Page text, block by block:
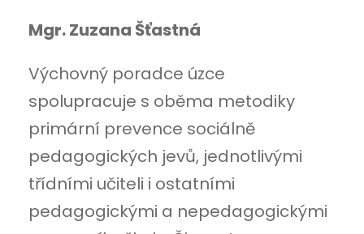
Mgr. Zuzana Šťastná
Výchovný poradce úzce
spolupracuje s oběma metodiky
primární prevence sociálně
pedagogických jevů, jednotlivými
třídními učiteli i ostatními
pedagogickými a nepedagogickými